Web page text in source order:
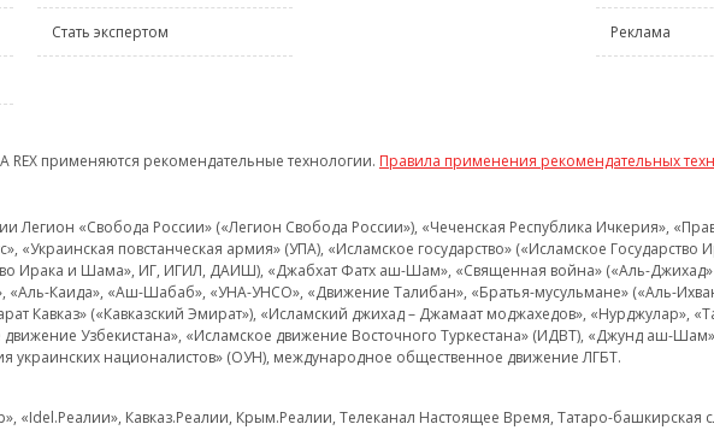
Стать экспертом Реклама
применяются рекомендательные технологии. Правила применения рекомендательных
Легион «Свобода России» («Легион Свобода России»), «Чеченская Республика Ичкерия»,
«Украинская повстанческая армия» (УПА), «Исламское государство» («Исламское
Ирака и Шама», ИГ, ИГИЛ, ДАИШ), «Джабхат Фатх аш-Шам», «Священная война» («Аль-Джихад»
Каида», «Аш-Шабаб», «УНА-УНСО», «Движение Талибан», «Братья-мусульмане» («Аль-
Кавказ» («Кавказский Эмират»), «Исламский джихад – Джамаат моджахедов», «Нурджулар»,
движение Узбекистана», «Исламское движение Восточного Туркестана» (ИДВТ), «Джунд аш-
украинских националистов» (ОУН), международное общественное движение ЛГБТ.
«Idel.Реалии», Кавказ.Реалии, Крым.Реалии, Телеканал Настоящее Время, Татаро-